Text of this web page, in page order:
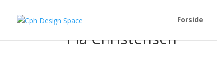
Forside
Pia Christensen